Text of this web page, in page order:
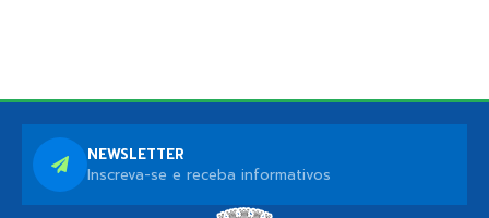
NEWSLETTER
Inscreva-se e receba informativos